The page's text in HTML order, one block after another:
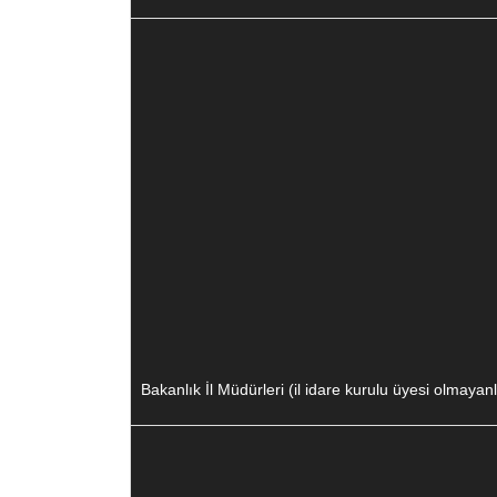
Bakanlık İl Müdürleri (il idare kurulu üyesi